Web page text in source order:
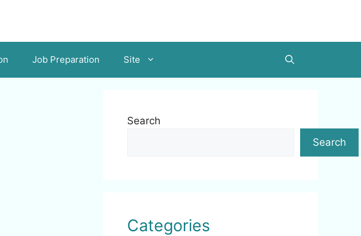
Job Preparation Site
Search
Search
Categories